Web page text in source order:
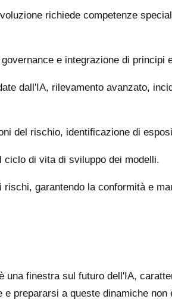
richiede competenze
e integrazione di principi
dall'IA, rilevamento avanzato,
del rischio, identificazione di
ciclo di vita di sviluppo dei modelli.
garantendo la conformità e
finestra sul futuro dell'IA,
prepararsi a queste dinamiche